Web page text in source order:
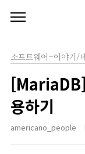
소프트웨어-이야기/
용하기
americano_people